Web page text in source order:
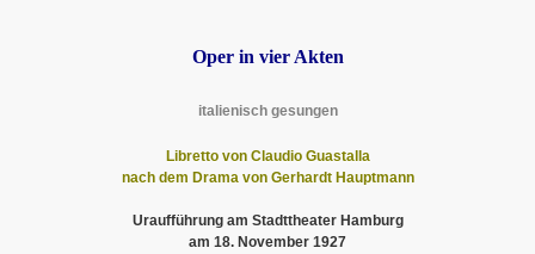
Oper in vier Akten
italienisch gesungen
Libretto von Claudio Guastalla
nach dem Drama von Gerhardt Hauptmann
Uraufführung am Stadttheater Hamburg
am 18. November 1927